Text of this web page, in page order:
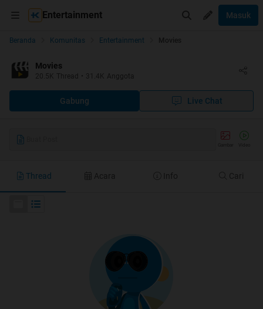
Entertainment Masuk
Beranda Komunitas Entertainment Movies
Movies
20.5K Thread • 31.4K Anggota
Gabung Live Chat
Thread Acara Info Cari